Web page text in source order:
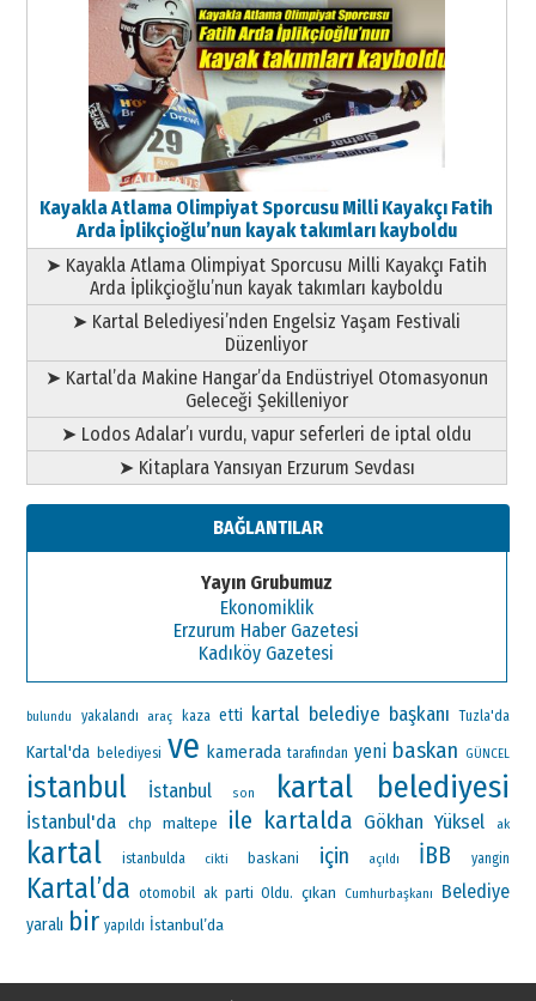
Kayakla Atlama Olimpiyat Sporcusu Milli Kayakçı Fatih
Arda İplikçioğlu’nun kayak takımları kayboldu
➤ Kayakla Atlama Olimpiyat Sporcusu Milli Kayakçı Fatih
Arda İplikçioğlu’nun kayak takımları kayboldu
➤ Kartal Belediyesi’nden Engelsiz Yaşam Festivali
Düzenliyor
➤ Kartal’da Makine Hangar’da Endüstriyel Otomasyonun
Geleceği Şekilleniyor
➤ Lodos Adalar’ı vurdu, vapur seferleri de iptal oldu
➤ Kitaplara Yansıyan Erzurum Sevdası
BAĞLANTILAR
Yayın Grubumuz
Ekonomiklik
Erzurum Haber Gazetesi
Kadıköy Gazetesi
bulundu yakalandı araç kaza etti kartal belediye başkanı Tuzla'da
Kartal'da belediyesi ve kamerada tarafından yeni baskan GÜNCEL
istanbul İstanbul son kartal belediyesi
İstanbul'da chp maltepe ile kartalda Gökhan Yüksel ak
kartal istanbulda cikti baskani için açıldı İBB yangin
Kartal’da otomobil ak parti Oldu. çıkan Cumhurbaşkanı Belediye
yaralı bir yapıldı İstanbul’da